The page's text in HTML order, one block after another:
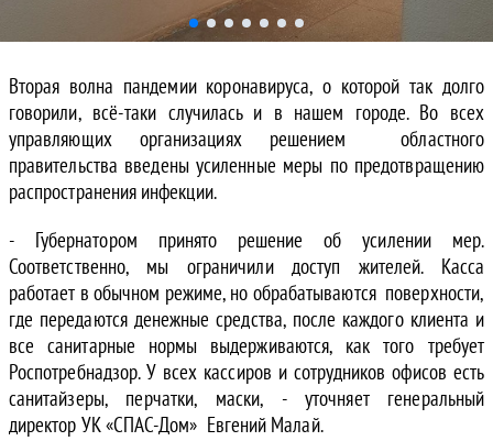
Вторая волна пандемии коронавируса, о которой так долго
говорили, всё-таки случилась и в нашем городе. Во всех
управляющих организациях решением областного
правительства введены усиленные меры по предотвращению
распространения инфекции.
- Губернатором принято решение об усилении мер.
Соответственно, мы ограничили доступ жителей. Касса
работает в обычном режиме, но обрабатываются поверхности,
где передаются денежные средства, после каждого клиента и
все санитарные нормы выдерживаются, как того требует
Роспотребнадзор. У всех кассиров и сотрудников офисов есть
санитайзеры, перчатки, маски, - уточняет генеральный
директор УК «СПАС-Дом» Евгений Малай.